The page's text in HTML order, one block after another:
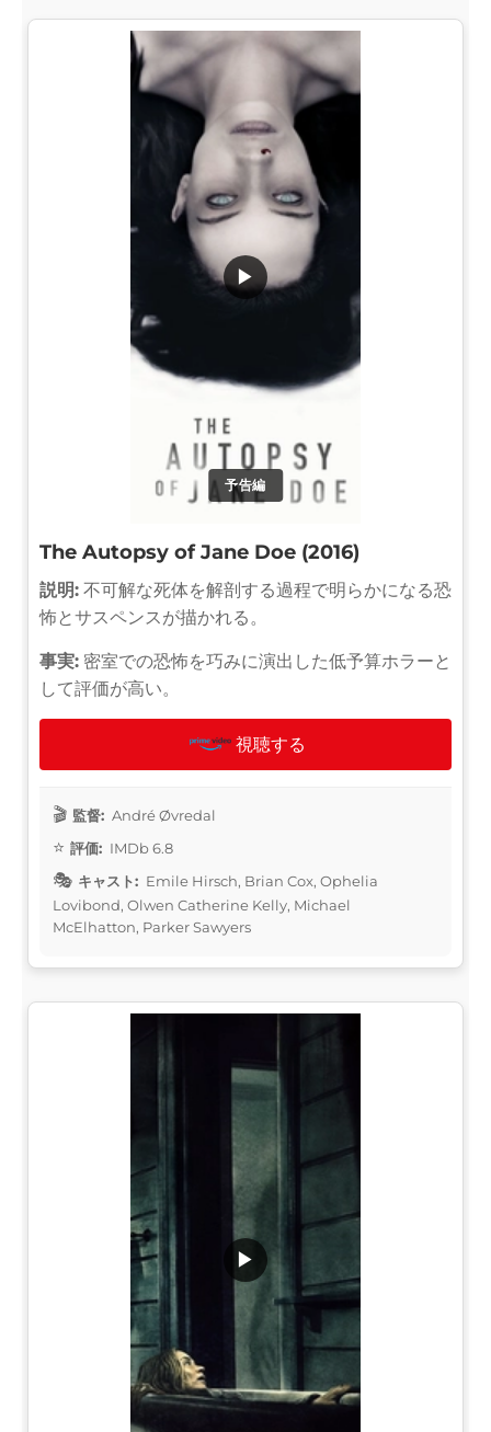
予告編
▶
The Autopsy of Jane Doe (2016)
説明: 不可解な死体を解剖する過程で明らかになる恐
怖とサスペンスが描かれる。
事実: 密室での恐怖を巧みに演出した低予算ホラーと
して評価が高い。
視聴する
監督: André Øvredal
評価: IMDb 6.8
キャスト: Emile Hirsch, Brian Cox, Ophelia
Lovibond, Olwen Catherine Kelly, Michael
McElhatton, Parker Sawyers
▶